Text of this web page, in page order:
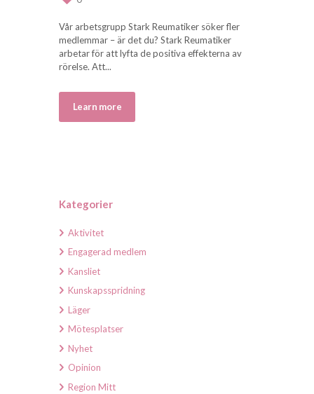
Vår arbetsgrupp Stark Reumatiker söker fler
medlemmar – är det du? Stark Reumatiker
arbetar för att lyfta de positiva effekterna av
rörelse. Att...
Learn more
Kategorier
Aktivitet
Engagerad medlem
Kansliet
Kunskapsspridning
Läger
Mötesplatser
Nyhet
Opinion
Region Mitt